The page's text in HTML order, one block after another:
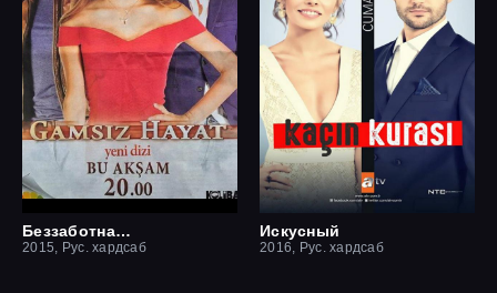
Беззаботная жизнь
2015, Рус. хардсаб
Искусный
2016, Рус. хардсаб